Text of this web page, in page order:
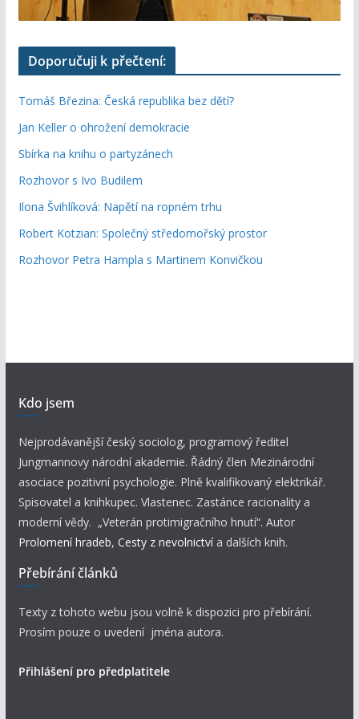
Doporučuji k přečtení:
Tomáš Březina: Česká republika bez dětí?
Jan Keller o ohrožení demokracie
Sbírka na knihu o partyzánech
Rozhovor s Ivo Budilem
Ilona Švihlíková: Napětí na ropném trhu
Robert Kotzian: Společný středomořský prostor
Rozhovor Petra Hampla s Martinem Konvičkou
Kdo jsem
Nejprodávanější český sociolog, programový ředitel
Jungmannovy národní akademie. Řádný člen Mezinárodní
asociace pozitivní psychologie. Plně kvalifikovaný elektrikář.
Spisovatel a knihkupec. Vlastenec. Zastánce racionality a
moderní vědy. „Veterán protimigračního hnutí“. Autor
Prolomení hradeb, Cesty z nevolnictví a dalších knih.
Přebírání článků
Texty z tohoto webu jsou volně k dispozici pro přebírání.
Prosím pouze o uvedení jména autora.
Přihlášení pro předplatitele